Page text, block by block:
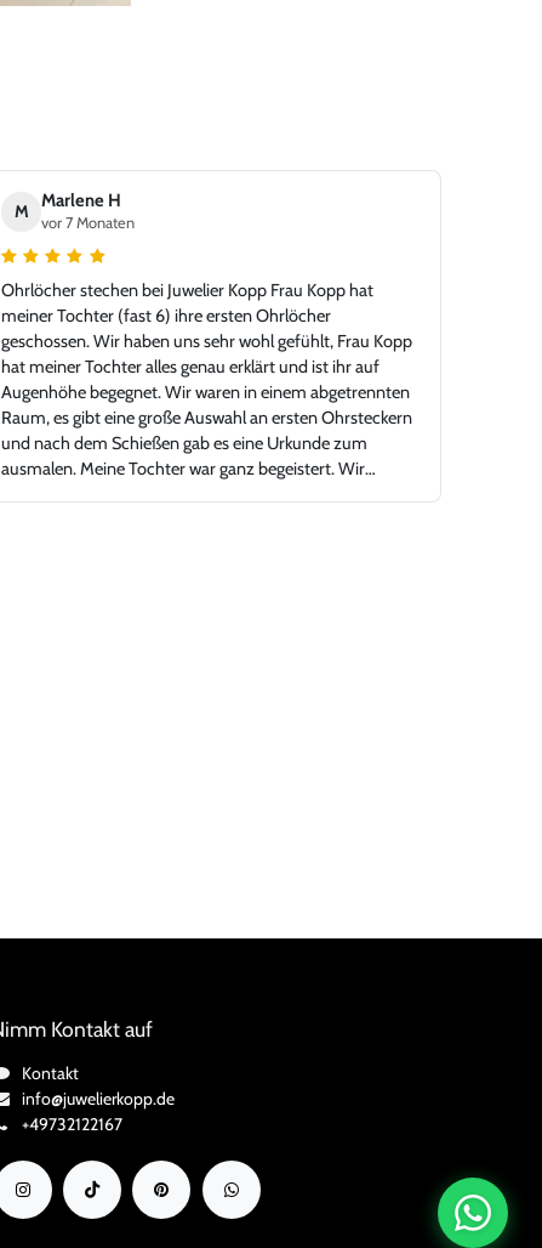
M
Marlene H
vor 7 Monaten
Ohrlöcher stechen bei Juwelier Kopp Frau Kopp hat
meiner Tochter (fast 6) ihre ersten Ohrlöcher
geschossen. Wir haben uns sehr wohl gefühlt, Frau Kopp
hat meiner Tochter alles genau erklärt und ist ihr auf
Augenhöhe begegnet. Wir waren in einem abgetrennten
Raum, es gibt eine große Auswahl an ersten Ohrsteckern
und nach dem Schießen gab es eine Urkunde zum
ausmalen. Meine Tochter war ganz begeistert. Wir
Kontakt auf
Kontakt
info@juwelierkopp.de
+49732122167